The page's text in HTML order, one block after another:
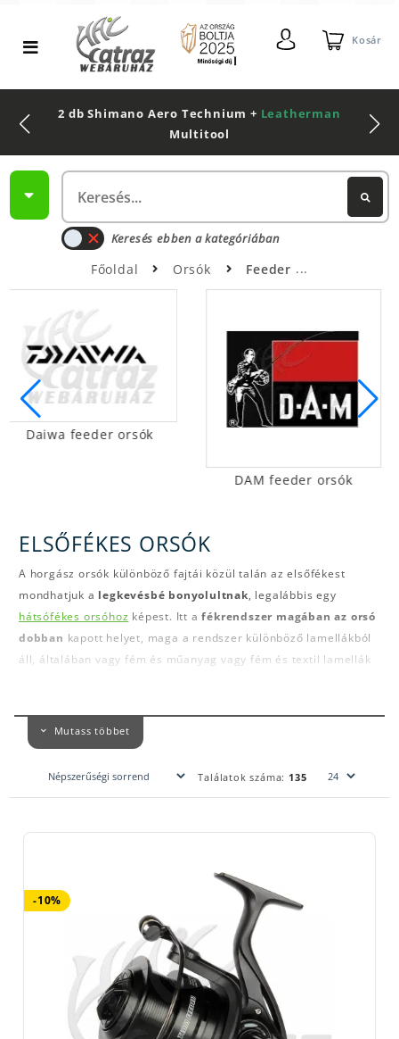
Kosár
2 db Shimano Aero Technium + Leatherman
Multitool
Keresés ebben a kategóriában
Főoldal Orsók Feeder
Guru feeder orsók
ELSŐFÉKES ORSÓK
A horgász orsók különböző fajtái közül talán az elsőfékest
mondhatjuk a legkevésbé bonyolultnak, legalábbis egy
hátsófékes orsóhoz képest. Itt afékrendszer magában az orsó
dobban kapott helyet, maga a rendszer különböző lamellákból
áll, általában vagy fém és műanyag vagy fém és textil lamellák
Az elsőfékes rendszerű orsókat könnyebb kezelhetőség és
precizitás jellemzi, egy kezdő horgász is jól boldogul vele.
Ugyan a fárasztás közben lehet kicsit kényelmetlen az állása -
könnyebb orsót választasz, mert egy idő után nehéz
lesz tartani, még a néhány gramm különbséget is megérzi a
Mutass többet
Találatok száma: 135
-10%